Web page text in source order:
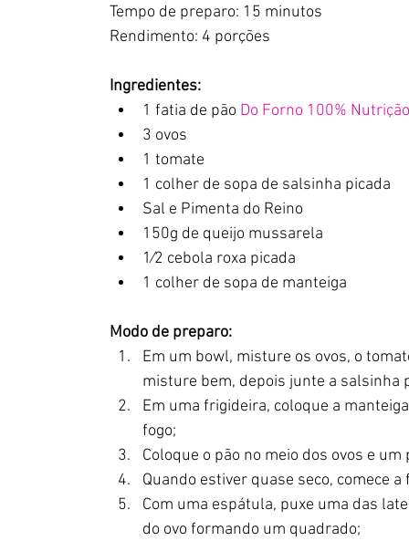
Tempo de preparo: 15 minutos
Rendimento: 4 porções
Ingredientes:
1 fatia de pão Do Forno 100% Nutrição
3 ovos
1 tomate
1 colher de sopa de salsinha picada
Sal e Pimenta do Reino
150g de queijo mussarela
1⁄2 cebola roxa picada
1 colher de sopa de manteiga
Modo de preparo:
Em um bowl, misture os ovos, o
misture bem, depois junte a salsinha
Em uma frigideira, coloque a
fogo;
Coloque o pão no meio dos ovos e
Quando estiver quase seco, comece a
Com uma espátula, puxe uma das
do ovo formando um quadrado;